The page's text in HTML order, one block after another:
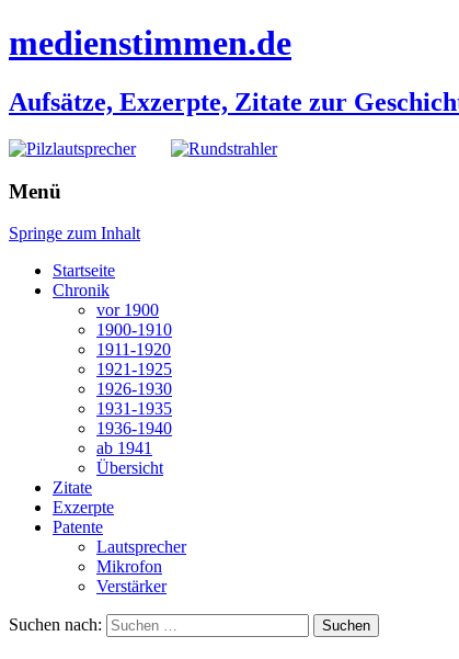
medienstimmen.de
Aufsätze, Exzerpte, Zitate zur
Menü
Springe zum Inhalt
Startseite
Chronik
vor 1900
1900-1910
1911-1920
1921-1925
1926-1930
1931-1935
1936-1940
ab 1941
Übersicht
Zitate
Exzerpte
Patente
Lautsprecher
Mikrofon
Verstärker
Suchen nach: